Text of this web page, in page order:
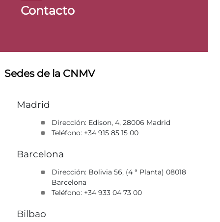
Contacto
Sedes de la CNMV
Madrid
Dirección: Edison, 4, 28006 Madrid
Teléfono: +34 915 85 15 00
Barcelona
Dirección: Bolivia 56, (4 ª Planta) 08018
Barcelona
Teléfono: +34 933 04 73 00
Bilbao